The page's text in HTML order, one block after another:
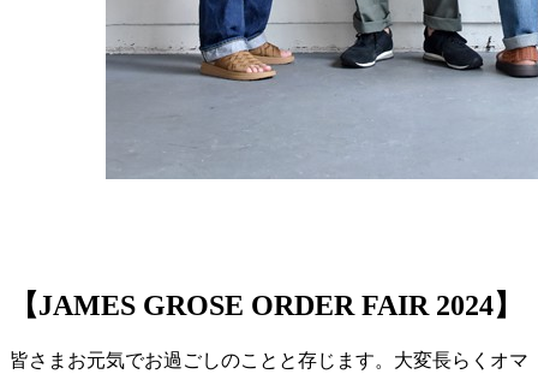
【JAMES GROSE ORDER FAIR 2024】
皆さまお元気でお過ごしのことと存じます。大変長らくオマ